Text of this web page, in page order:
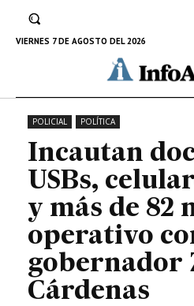
VIERNES 7 DE AGOSTO DEL 2026
gobernador
23 DE MARZO DE
POLICIAL POLÍTICA
Incautan
USBs,
y más de 82
operativo
gobernador
Cárdenas